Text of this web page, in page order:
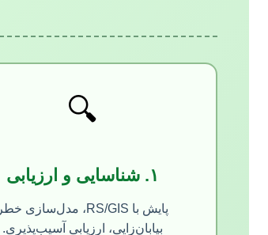
🔍
۱. شناسایی و ارزیابی
پایش با RS/GIS، مدل‌سازی خطر
بیابان‌زایی، ارزیابی آسیب‌پذیری.